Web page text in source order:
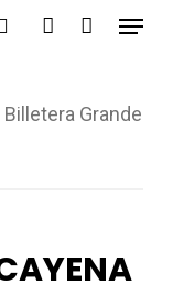
Menu
Billetera Grande